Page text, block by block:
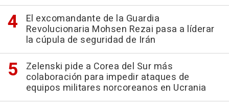
El excomandante de la Guardia
Revolucionaria Mohsen Rezai pasa a líderar
la cúpula de seguridad de Irán
Zelenski pide a Corea del Sur más
colaboración para impedir ataques de
equipos militares norcoreanos en Ucrania